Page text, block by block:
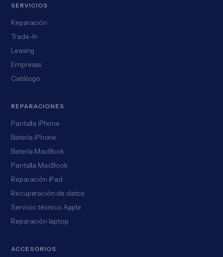
SERVICIOS
Reparación
Trade-In
Leasing
Empresas
Catálogo
REPARACIONES
Pantalla iPhone
Batería iPhone
Batería MacBook
Pantalla MacBook
Reparación iPad
Recuperación de datos
Servicio técnico Apple
Reparación laptop
ACCESORIOS